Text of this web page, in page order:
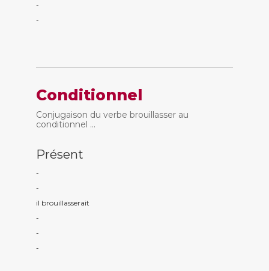
-
-
Conditionnel
Conjugaison du verbe brouillasser au
conditionnel ...
Présent
-
-
il brouillasserait
-
-
-